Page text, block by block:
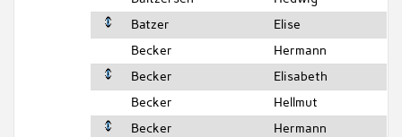
Batzer
Elise
Becker
Hermann
Becker
Elisabeth
Becker
Hellmut
Becker
Hermann